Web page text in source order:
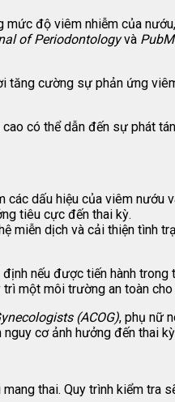
độ viêm nhiễm của
of Periodontologyvà
tăng cường sự phản ứng
có thể dẫn đến sự phát
dấu hiệu của viêm nướu
tiêu cực đến thai kỳ.
miễn dịch và cải thiện tình
nếu được tiến hành
một môi trường an toàn cho
(ACOG), phụ nữ
cơ ảnh hưởng đến thai
thai. Quy trình kiểm tra